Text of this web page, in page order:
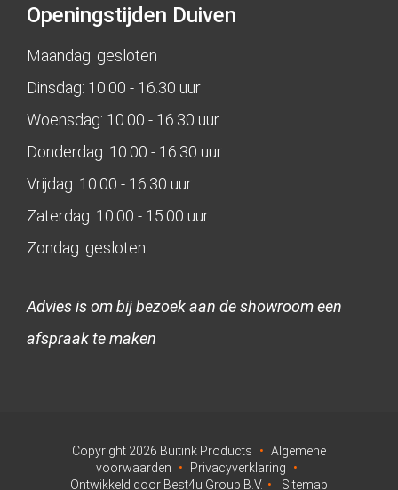
Openingstijden Duiven
Maandag: gesloten
Dinsdag: 10.00 - 16.30 uur
Woensdag: 10.00 - 16.30 uur
Donderdag: 10.00 - 16.30 uur
Vrijdag: 10.00 - 16.30 uur
Zaterdag: 10.00 - 15.00 uur
Zondag: gesloten
Advies is om bij bezoek aan de showroom een
afspraak te maken
Copyright 2026 Buitink Products • Algemene
voorwaarden
• Privacyverklaring
•
Ontwikkeld door Best4u Group B.V. • Sitemap